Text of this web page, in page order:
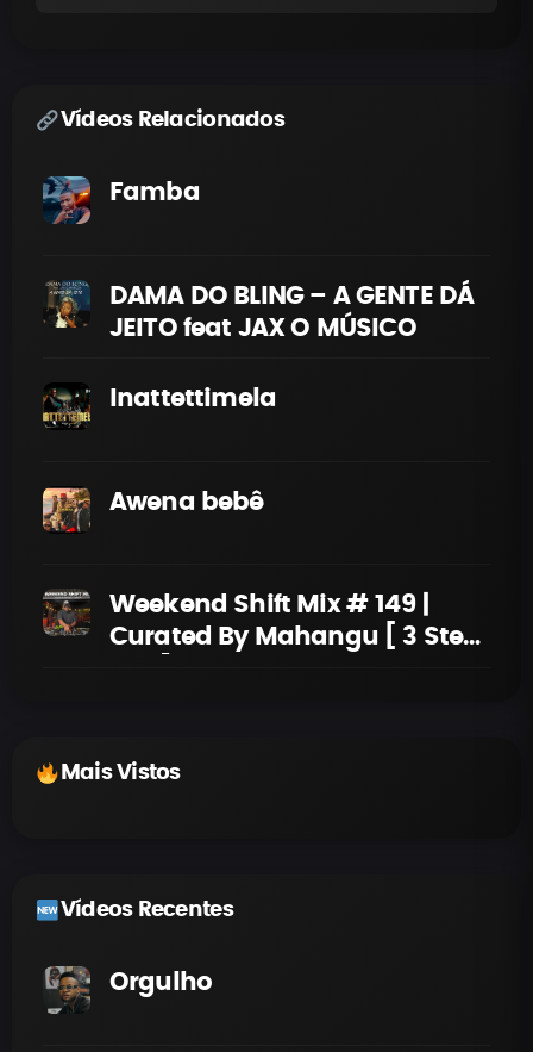
Vídeos Relacionados
Famba
DAMA DO BLING – A GENTE DÁ
JEITO feat JAX O MÚSICO
Inattettimela
Awena bebê
Weekend Shift Mix # 149 |
Curated By Mahangu [ 3 Step
Mais Vistos
Vídeos Recentes
Orgulho